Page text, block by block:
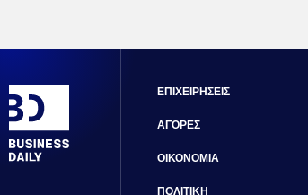
ΕΠΙΧΕΙΡΗΣΕΙΣ
ΑΓΟΡΕΣ
ΟΙΚΟΝΟΜΙΑ
ΠΟΛΙΤΙΚΗ